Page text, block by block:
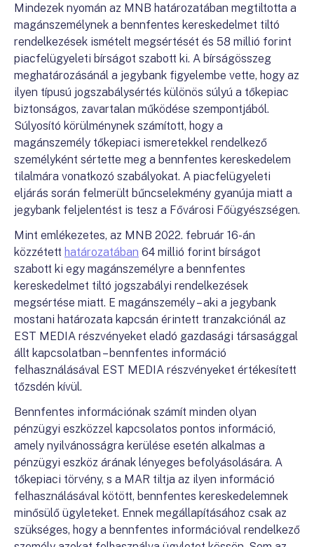
Mindezek nyomán az MNB határozatában megtiltotta a
magánszemélynek a bennfentes kereskedelmet tiltó
rendelkezések ismételt megsértését és 58 millió forint
piacfelügyeleti bírságot szabott ki. A bírságösszeg
meghatározásánál a jegybank figyelembe vette, hogy az
ilyen típusú jogszabálysértés különös súlyú a tőkepiac
biztonságos, zavartalan működése szempontjából.
Súlyosító körülménynek számított, hogy a
magánszemély tőkepiaci ismeretekkel rendelkező
személyként sértette meg a bennfentes kereskedelem
tilalmára vonatkozó szabályokat. A piacfelügyeleti
eljárás során felmerült bűncselekmény gyanúja miatt a
jegybank feljelentést is tesz a Fővárosi Főügyészségen.
Mint emlékezetes, az MNB 2022. február 16-án
közzétett határozatában 64 millió forint bírságot
szabott ki egy magánszemélyre a bennfentes
kereskedelmet tiltó jogszabályi rendelkezések
megsértése miatt. E magánszemély – aki a jegybank
mostani határozata kapcsán érintett tranzakciónál az
EST MEDIA részvényeket eladó gazdasági társasággal
állt kapcsolatban – bennfentes információ
felhasználásával EST MEDIA részvényeket értékesített
tőzsdén kívül.
Bennfentes információnak számít minden olyan
pénzügyi eszközzel kapcsolatos pontos információ,
amely nyilvánosságra kerülése esetén alkalmas a
pénzügyi eszköz árának lényeges befolyásolására. A
tőkepiaci törvény, s a MAR tiltja az ilyen információ
felhasználásával kötött, bennfentes kereskedelemnek
minősülő ügyleteket. Ennek megállapításához csak az
szükséges, hogy a bennfentes információval rendelkező